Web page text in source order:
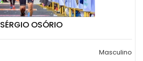
SÉRGIO OSÓRIO
Masculino